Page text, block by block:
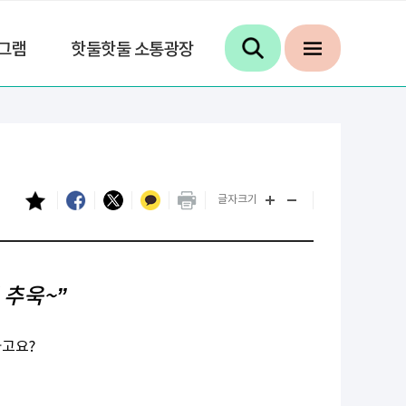
램 핫둘핫둘 소통광장
글자크기
욱~”
요?